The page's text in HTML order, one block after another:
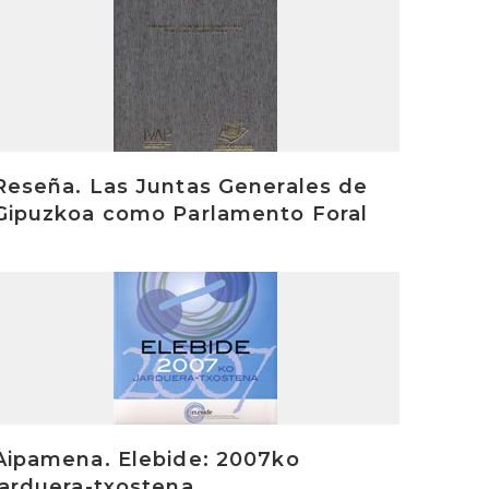
Las Juntas Generales de
como Parlamento Foral
Elebide: 2007ko